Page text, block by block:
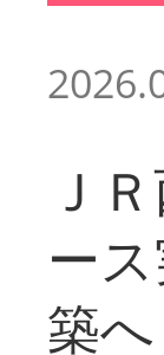
Ｊ
ー
築へ